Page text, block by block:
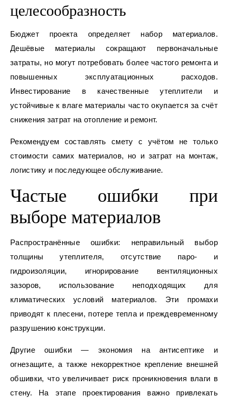
целесообразность
Бюджет проекта определяет набор материалов.
Дешёвые материалы сокращают первоначальные
затраты, но могут потребовать более частого ремонта и
повышенных эксплуатационных расходов.
Инвестирование в качественные утеплители и
устойчивые к влаге материалы часто окупается за счёт
снижения затрат на отопление и ремонт.
Рекомендуем составлять смету с учётом не только
стоимости самих материалов, но и затрат на монтаж,
логистику и последующее обслуживание.
Частые ошибки при
выборе материалов
Распространённые ошибки: неправильный выбор
толщины утеплителя, отсутствие паро- и
гидроизоляции, игнорирование вентиляционных
зазоров, использование неподходящих для
климатических условий материалов. Эти промахи
приводят к плесени, потере тепла и преждевременному
разрушению конструкции.
Другие ошибки — экономия на антисептике и
огнезащите, а также некорректное крепление внешней
обшивки, что увеличивает риск проникновения влаги в
стену. На этапе проектирования важно привлекать